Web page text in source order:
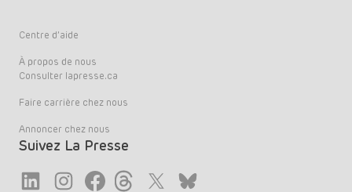
Centre d’aide
À propos de nous
Consulter lapresse.ca
Faire carrière chez nous
Annoncer chez nous
Suivez La Presse
Link Link Link Twitter Link